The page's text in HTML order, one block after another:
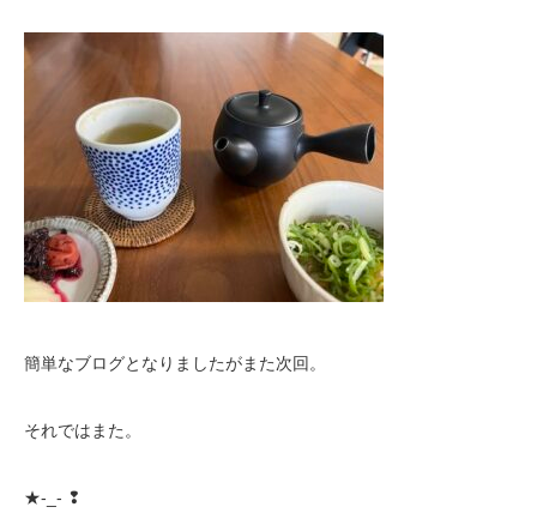
簡単なブログとなりましたがまた次回。
それではまた。
★-_- ❢